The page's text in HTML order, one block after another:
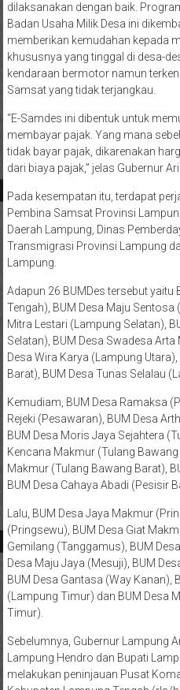
dilaksanakan dengan baik.
Badan Usaha Milik Desa ini
memberikan kemudahan kepada
khususnya yang tinggal di desa-
kendaraan bermotor namun
Samsat yang tidak terjangkau.
“E-Samdes ini dibentuk untuk
membayar pajak. Yang mana
tidak bayar pajak, dikarenakan
dari biaya pajak,” jelas Gubernur
Pada kesempatan itu, terdapat
Pembina Samsat Provinsi
Daerah Lampung, Dinas
Transmigrasi Provinsi Lampung
Lampung.
Adapun 26 BUMDes tersebut yaitu
Tengah), BUM Desa Maju Sentosa
Mitra Lestari (Lampung Selatan),
Selatan), BUM Desa Swadesa
Desa Wira Karya (Lampung
Barat), BUM Desa Tunas Selalau
Kemudiam, BUM Desa Ramaksa
Rejeki (Pesawaran), BUM Desa
BUM Desa Moris Jaya Sejahtera
Kencana Makmur (Tulang
Makmur (Tulang Bawang Barat),
BUM Desa Cahaya Abadi (Pesisir
Lalu, BUM Desa Jaya Makmur
(Pringsewu), BUM Desa Giat
Gemilang (Tanggamus), BUM
Desa Maju Jaya (Mesuji), BUM
BUM Desa Gantasa (Way Kanan),
(Lampung Timur) dan BUM Desa
Timur).
Sebelumnya, Gubernur Lampung
Lampung Hendro dan Bupati
melakukan peninjauan Pusat